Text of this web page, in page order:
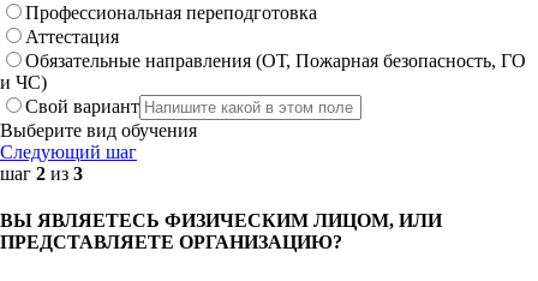
Профессиональная переподготовка
Аттестация
Обязательные направления (ОТ, Пожарная безопасность, ГО
и ЧС)
Свой вариант
Выберите вид обучения
Следующий шаг
шаг 2 из 3
ВЫ ЯВЛЯЕТЕСЬ ФИЗИЧЕСКИМ ЛИЦОМ, ИЛИ
ПРЕДСТАВЛЯЕТЕ ОРГАНИЗАЦИЮ?